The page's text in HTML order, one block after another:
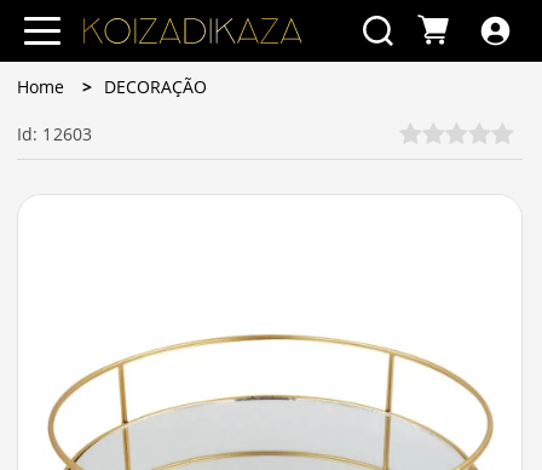
Home DECORAÇÃO
Id: 12603